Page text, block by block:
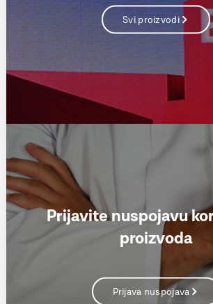
Svi proizvodi
Prijavite nuspojavu
proizvoda
Prijava nuspojava